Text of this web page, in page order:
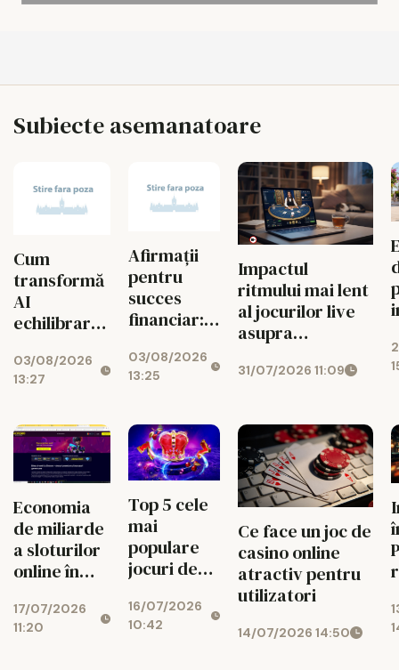
Subiecte asemanatoare
Cum
transformă
AI
echilibrarea
noroc
03/08/2026
13:27
Afirmații
pentru
succes
financiar:
atragi banii
zilnic
03/08/2026
13:25
Impactul
ritmului mai lent
al jocurilor live
asupra
bugetului la
31/07/2026 11:09
Economia
de miliarde
a sloturilor
online în
17/07/2026
11:20
Top 5 cele
mai
populare
jocuri de
online
16/07/2026
10:42
Ce face un joc de
casino online
atractiv pentru
utilizatori
14/07/2026 14:50